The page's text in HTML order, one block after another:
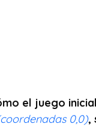
el juego
0,0),